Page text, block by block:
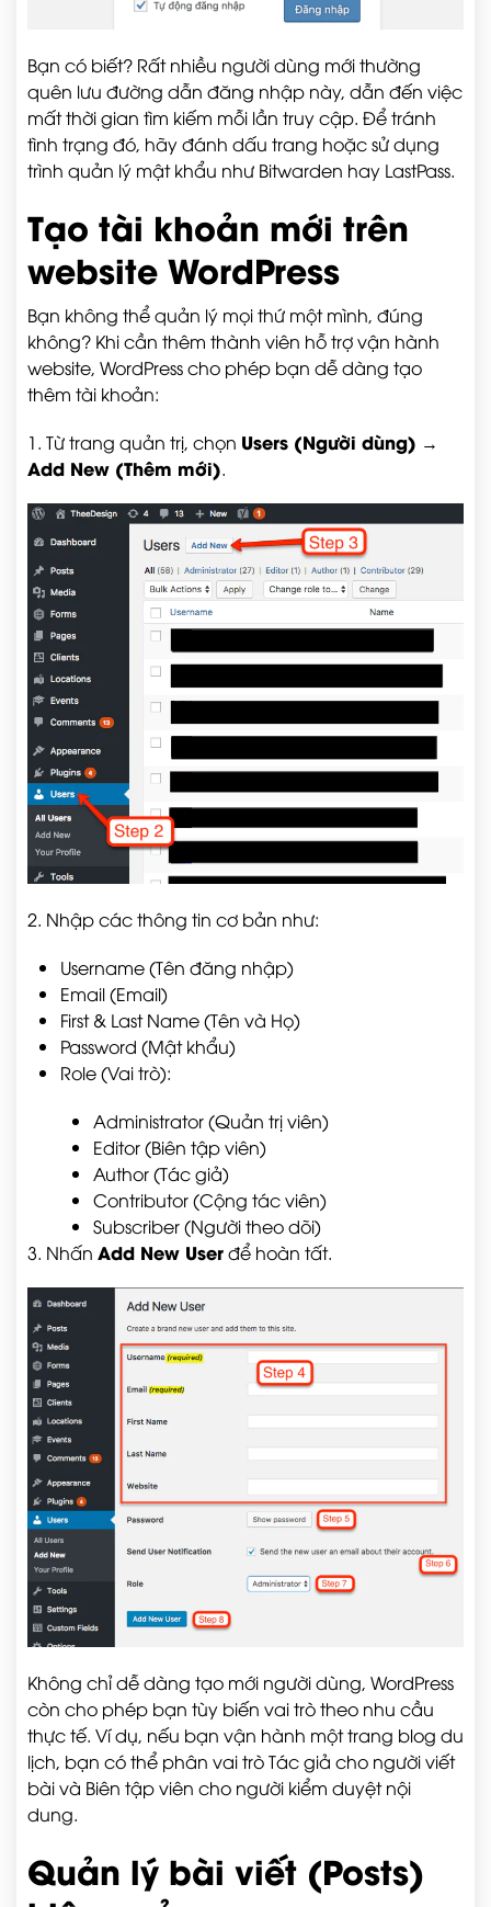
Bạn có biết? Rất nhiều người dùng mới thường
quên lưu đường dẫn đăng nhập này, dẫn đến việc
mất thời gian tìm kiếm mỗi lần truy cập. Để tránh
tình trạng đó, hãy đánh dấu trang hoặc sử dụng
trình quản lý mật khẩu như Bitwarden hay LastPass.
Tạo tài khoản mới trên
website WordPress
Bạn không thể quản lý mọi thứ một mình, đúng
không? Khi cần thêm thành viên hỗ trợ vận hành
website, WordPress cho phép bạn dễ dàng tạo
thêm tài khoản:
1. Từ trang quản trị, chọn Users (Người dùng) →
Add New (Thêm mới).
2. Nhập các thông tin cơ bản như:
Username (Tên đăng nhập)
Email (Email)
First & Last Name (Tên và Họ)
Password (Mật khẩu)
Role (Vai trò):
Administrator (Quản trị viên)
Editor (Biên tập viên)
Author (Tác giả)
Contributor (Cộng tác viên)
Subscriber (Người theo dõi)
3. Nhấn Add New Userđể hoàn tất.
Không chỉ dễ dàng tạo mới người dùng, WordPress
còn cho phép bạn tùy biến vai trò theo nhu cầu
thực tế. Ví dụ, nếu bạn vận hành một trang blog du
lịch, bạn có thể phân vai trò Tác giả cho người viết
bài và Biên tập viên cho người kiểm duyệt nội
dung.
Quản lý bài viết (Posts)